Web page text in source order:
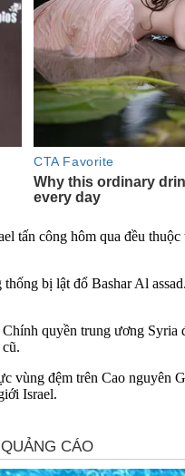
tấn công hôm qua đều
bị lật đổ Bashar Al
quyền trung ương Syria
vùng đệm trên Cao
Israel.